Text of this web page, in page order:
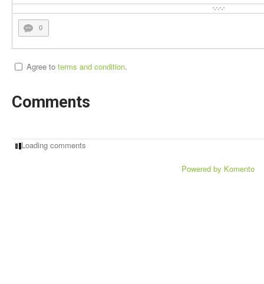
0
Agree to terms and condition.
Comments
Loading comments
Powered by Komento